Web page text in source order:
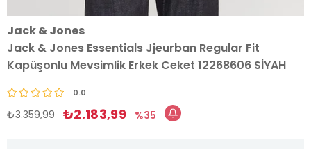
Jack & Jones
Jack & Jones Essentials Jjeurban Regular Fit
Kapüşonlu Mevsimlik Erkek Ceket 12268606 SİYAH
0.0
₺3.359,99 ₺2.183,99 35